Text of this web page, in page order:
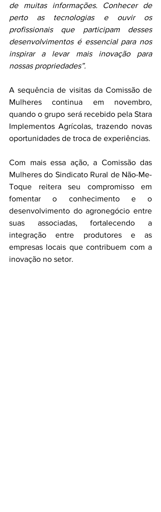
de muitas informações. Conhecer de
perto as tecnologias e ouvir os
profissionais que participam desses
desenvolvimentos é essencial para nos
inspirar a levar mais inovação para
nossas propriedades”.
A sequência de visitas da Comissão de
Mulheres continua em novembro,
quando o grupo será recebido pela Stara
Implementos Agrícolas, trazendo novas
oportunidades de troca de experiências.
Com mais essa ação, a Comissão das
Mulheres do Sindicato Rural de Não-Me-
Toque reitera seu compromisso em
fomentar o conhecimento e o
desenvolvimento do agronegócio entre
suas associadas, fortalecendo a
integração entre produtores e as
empresas locais que contribuem com a
inovação no setor.